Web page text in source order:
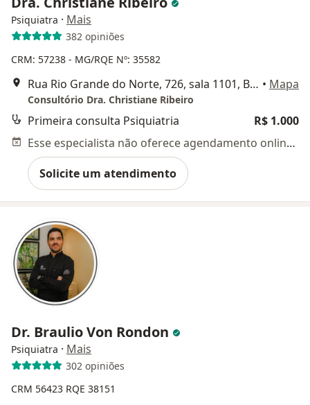
Psiquiatra · Mais
382 opiniões
CRM: 57238 - MG/RQE Nº: 35582
Rua Rio Grande do Norte, 726, sala 1101, Belo Horizonte • Mapa
Consultório Dra. Christiane Ribeiro
Primeira consulta Psiquiatria
R$ 1.000
Esse especialista não oferece agendamento online para esse endereço.
Solicite um atendimento
Dr. Braulio Von Rondon
Psiquiatra · Mais
302 opiniões
CRM 56423 RQE 38151